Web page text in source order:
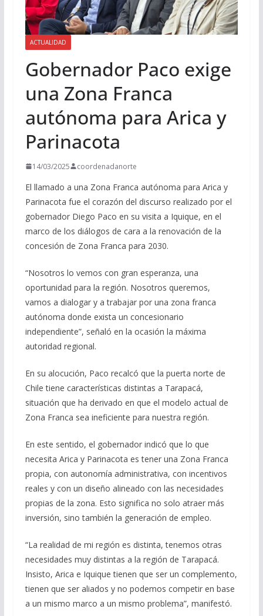
ACTUALIDAD
Gobernador Paco exige
una Zona Franca
autónoma para Arica y
Parinacota
14/03/2025 coordenadanorte
El llamado a una Zona Franca autónoma para Arica y
Parinacota fue el corazón del discurso realizado por el
gobernador Diego Paco en su visita a Iquique, en el
marco de los diálogos de cara a la renovación de la
concesión de Zona Franca para 2030.
“Nosotros lo vemos con gran esperanza, una
oportunidad para la región. Nosotros queremos,
vamos a dialogar y a trabajar por una zona franca
autónoma donde exista un concesionario
independiente”, señaló en la ocasión la máxima
autoridad regional.
En su alocución, Paco recalcó que la puerta norte de
Chile tiene características distintas a Tarapacá,
situación que ha derivado en que el modelo actual de
Zona Franca sea ineficiente para nuestra región.
En este sentido, el gobernador indicó que lo que
necesita Arica y Parinacota es tener una Zona Franca
propia, con autonomía administrativa, con incentivos
reales y con un diseño alineado con las necesidades
propias de la zona. Esto significa no solo atraer más
inversión, sino también la generación de empleo.
“La realidad de mi región es distinta, tenemos otras
necesidades muy distintas a la región de Tarapacá.
Insisto, Arica e Iquique tienen que ser un complemento,
tienen que ser aliados y no podemos competir en base
a un mismo marco a un mismo problema”, manifestó.